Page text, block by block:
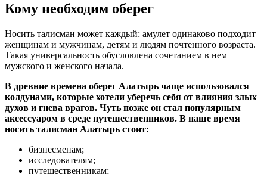
Кому необходим оберег
Носить талисман может каждый: амулет одинаково подходит
женщинам и мужчинам, детям и людям почтенного возраста.
Такая универсальность обусловлена сочетанием в нем
мужского и женского начала.
В древние времена оберег Алатырь чаще использовался
колдунами, которые хотели уберечь себя от влияния злых
духов и гнева врагов. Чуть позже он стал популярным
аксессуаром в среде путешественников. В наше время
носить талисман Алатырь стоит:
бизнесменам;
исследователям;
путешественникам;